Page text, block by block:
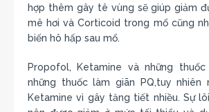
hợp thêm gây tê vùng sẽ giúp giảm
mê hơi và Corticoid trong mổ cũng
biến hô hấp sau mổ.
Propofol, Ketamine và những
những thuốc làm giãn PQ,tuy nhiên
Ketamine vì gây tăng tiết nhiều. Sự